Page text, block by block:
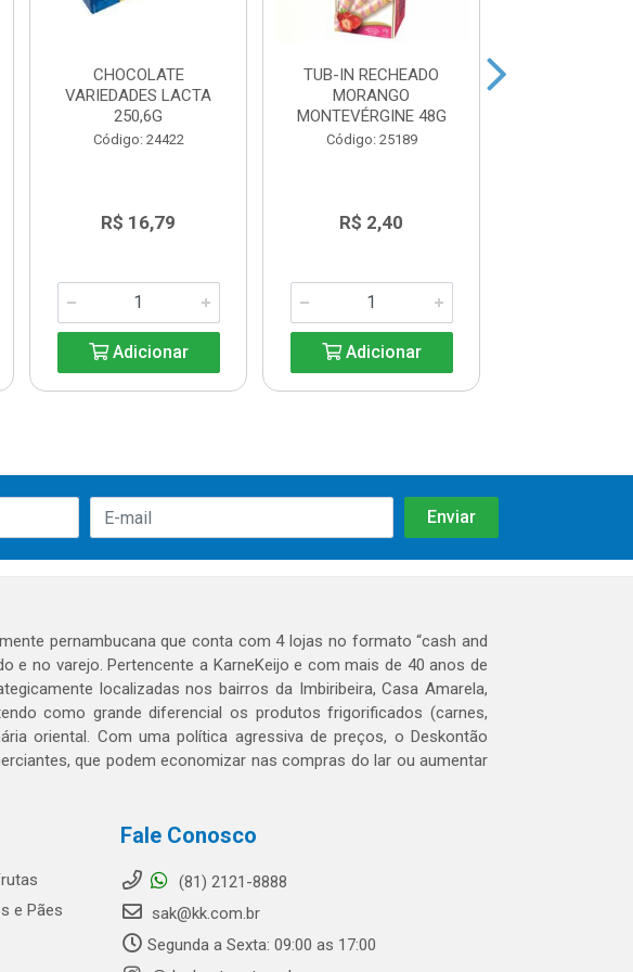
CHOCOLATE
VARIEDADES LACTA
250,6G
Código: 24422
R$ 16,79
Adicionar
TUB-IN RECHEADO
MORANGO
MONTEVÉRGINE 48G
Código: 25189
R$ 2,40
Adicionar
pernambucana que conta com 4 lojas no formato “cash and
e no varejo. Pertencente a KarneKeijo e com mais de 40 anos de
localizadas nos bairros da Imbiribeira, Casa Amarela,
como grande diferencial os produtos frigorificados (carnes,
oriental. Com uma política agressiva de preços, o Deskontão
que podem economizar nas compras do lar ou aumentar
e Pães
Fale Conosco
(81) 2121-8888
sak@kk.com.br
Segunda a Sexta: 09:00 as 17:00